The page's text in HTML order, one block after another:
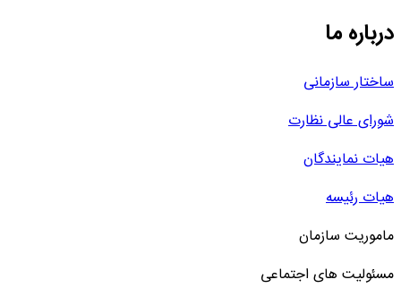
درباره ما
ساختار سازمانی
شورای عالی نظارت
هیات نمایندگان
هیات رئیسه
ماموریت سازمان
مسئولیت های اجتماعی